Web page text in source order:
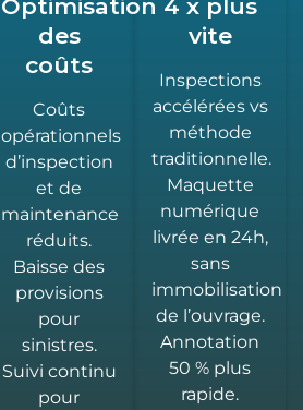
Optimisation
des
coûts
Coûts
opérationnels
d’inspection
et de
maintenance
réduits.
Baisse des
provisions
pour
sinistres.
Suivi continu
pour
4 x plus
vite
Inspections
accélérées vs
méthode
traditionnelle.
Maquette
numérique
livrée en 24h,
sans
immobilisation
de l’ouvrage.
Annotation
50 % plus
rapide.